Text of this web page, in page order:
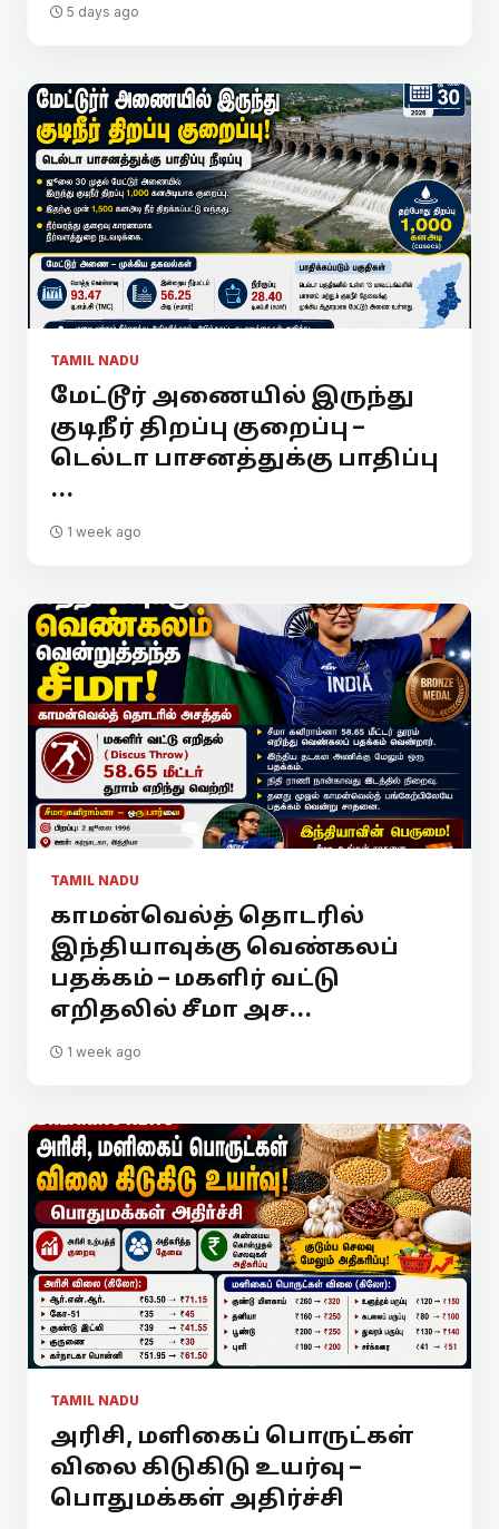
5 days ago
TAMIL NADU
மேட்டூர் அணையில் இருந்து
குடிநீர் திறப்பு குறைப்பு –
டெல்டா பாசனத்துக்கு பாதிப்பு
...
1 week ago
TAMIL NADU
காமன்வெல்த் தொடரில்
இந்தியாவுக்கு வெண்கலப்
பதக்கம் – மகளிர் வட்டு
எறிதலில் சீமா அச...
1 week ago
TAMIL NADU
அரிசி, மளிகைப் பொருட்கள்
விலை கிடுகிடு உயர்வு –
பொதுமக்கள் அதிர்ச்சி